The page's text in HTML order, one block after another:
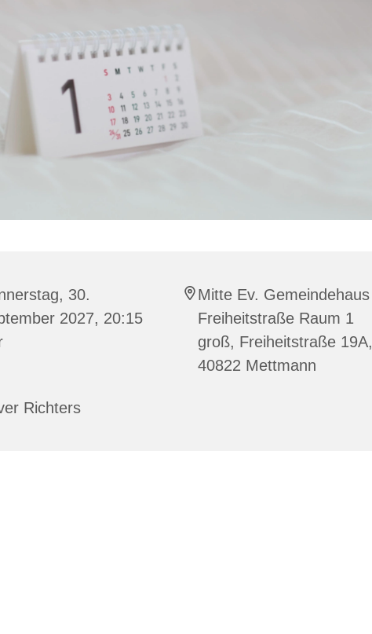
30.
2027, 20:15
Mitte Ev. Gemeindehaus
Freiheitstraße Raum 1
groß, Freiheitstraße 19A,
40822 Mettmann
Richters